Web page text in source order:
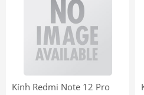
Kính Redmi Note 12 Pro